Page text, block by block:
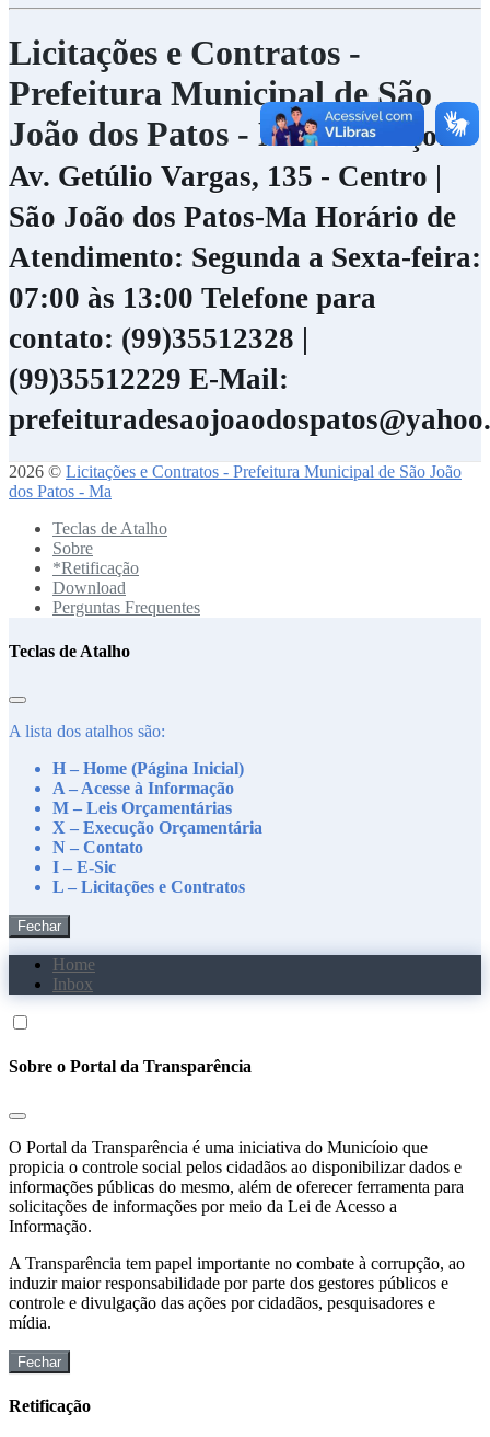
Licitações e Contratos -
Prefeitura Municipal de São
João dos Patos - MaEndereço:
Av. Getúlio Vargas, 135 - Centro |
São João dos Patos-Ma Horário de
Atendimento: Segunda a Sexta-feira:
07:00 às 13:00 Telefone para
contato: (99)35512328 |
(99)35512229 E-Mail:
2026 © Licitações e Contratos - Prefeitura Municipal de São João
dos Patos - Ma
Teclas de Atalho
Sobre
*Retificação
Download
Perguntas Frequentes
Teclas de Atalho
A lista dos atalhos são:
H – Home (Página Inicial)
A – Acesse à Informação
M – Leis Orçamentárias
X – Execução Orçamentária
N – Contato
I – E-Sic
L – Licitações e Contratos
Fechar
Home
Inbox
Sobre o Portal da Transparência
O Portal da Transparência é uma iniciativa do Municíoio que
propicia o controle social pelos cidadãos ao disponibilizar dados e
informações públicas do mesmo, além de oferecer ferramenta para
solicitações de informações por meio da Lei de Acesso a
Informação.
A Transparência tem papel importante no combate à corrupção, ao
induzir maior responsabilidade por parte dos gestores públicos e
controle e divulgação das ações por cidadãos, pesquisadores e
mídia.
Fechar
Retificação